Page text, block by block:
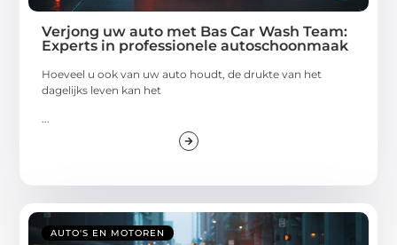
Verjong uw auto met Bas Car Wash Team:
Experts in professionele autoschoonmaak
Hoeveel u ook van uw auto houdt, de drukte van het
dagelijks leven kan het
...
AUTO'S EN MOTOREN